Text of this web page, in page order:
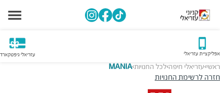
אפליקציית עזריאלי עזריאלי גיפטקארד
ראשי>עזריאלי חיפה>לכל החנויות>
MANIA
חזרה לרשימת החנויות